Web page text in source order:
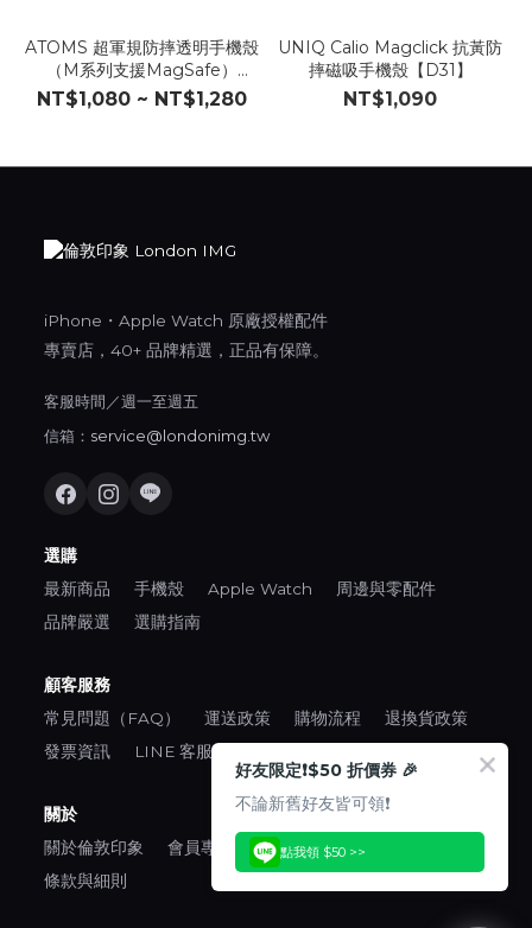
ATOMS 超軍規防摔透明手機殼
（M系列支援MagSafe）
【G71】
NT$1,080 ~ NT$1,280
UNIQ Calio Magclick 抗黃防
摔磁吸手機殼【D31】
NT$1,090
iPhone・Apple Watch 原廠授權配件
專賣店，40+ 品牌精選，正品有保障。
客服時間／週一至週五
信箱： service@londonimg.tw
選購
最新商品 手機殼 Apple Watch
周邊與零配件
品牌嚴選
選購指南
顧客服務
常見問題（FAQ） 運送政策 購物流程
退換貨政策
發票資訊
LINE 客服
關於
關於倫敦印象 會員專區 口碑推薦
隱私權政策
條款與細則
好友限定❗️$50 折價券 🎉
不論新舊好友皆可領❗️
點我領 $50 >>